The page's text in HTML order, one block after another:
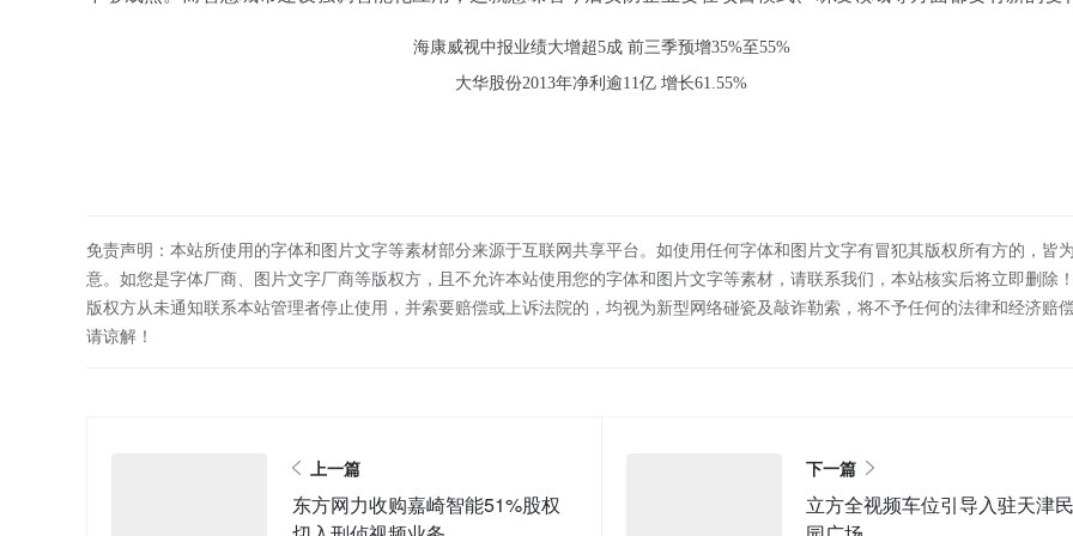
海康威视中报业绩大增超5成 前三季预增35%至55%
大华股份2013年净利逾11亿 增长61.55%
免责声明：本站所使用的字体和图片文字等素材部分来源于互联网共享平台。如使用任何字体和图片文字有冒犯其版权所有方的，皆
意。如您是字体厂商、图片文字厂商等版权方，且不允许本站使用您的字体和图片文字等素材，请联系我们，本站核实后将立即删除
版权方从未通知联系本站管理者停止使用，并索要赔偿或上诉法院的，均视为新型网络碰瓷及敲诈勒索，将不予任何的法律和经济赔
请谅解！
上一篇
东方网力收购嘉崎智能51%股权
下一篇
立方全视频车位引导入驻天津民